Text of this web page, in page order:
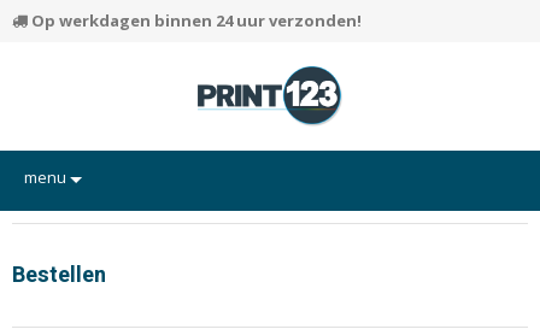
Op werkdagen binnen 24 uur verzonden!
menu
Flyers
Hand-outs/Losbladig
Bestellen